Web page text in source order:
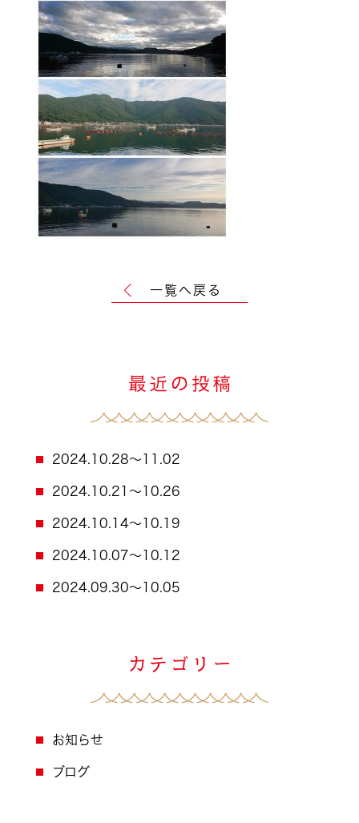
一覧へ戻る
2024.10.28～11.02
2024.10.21～10.26
2024.10.14～10.19
2024.10.07～10.12
2024.09.30～10.05
お知らせ
ブログ